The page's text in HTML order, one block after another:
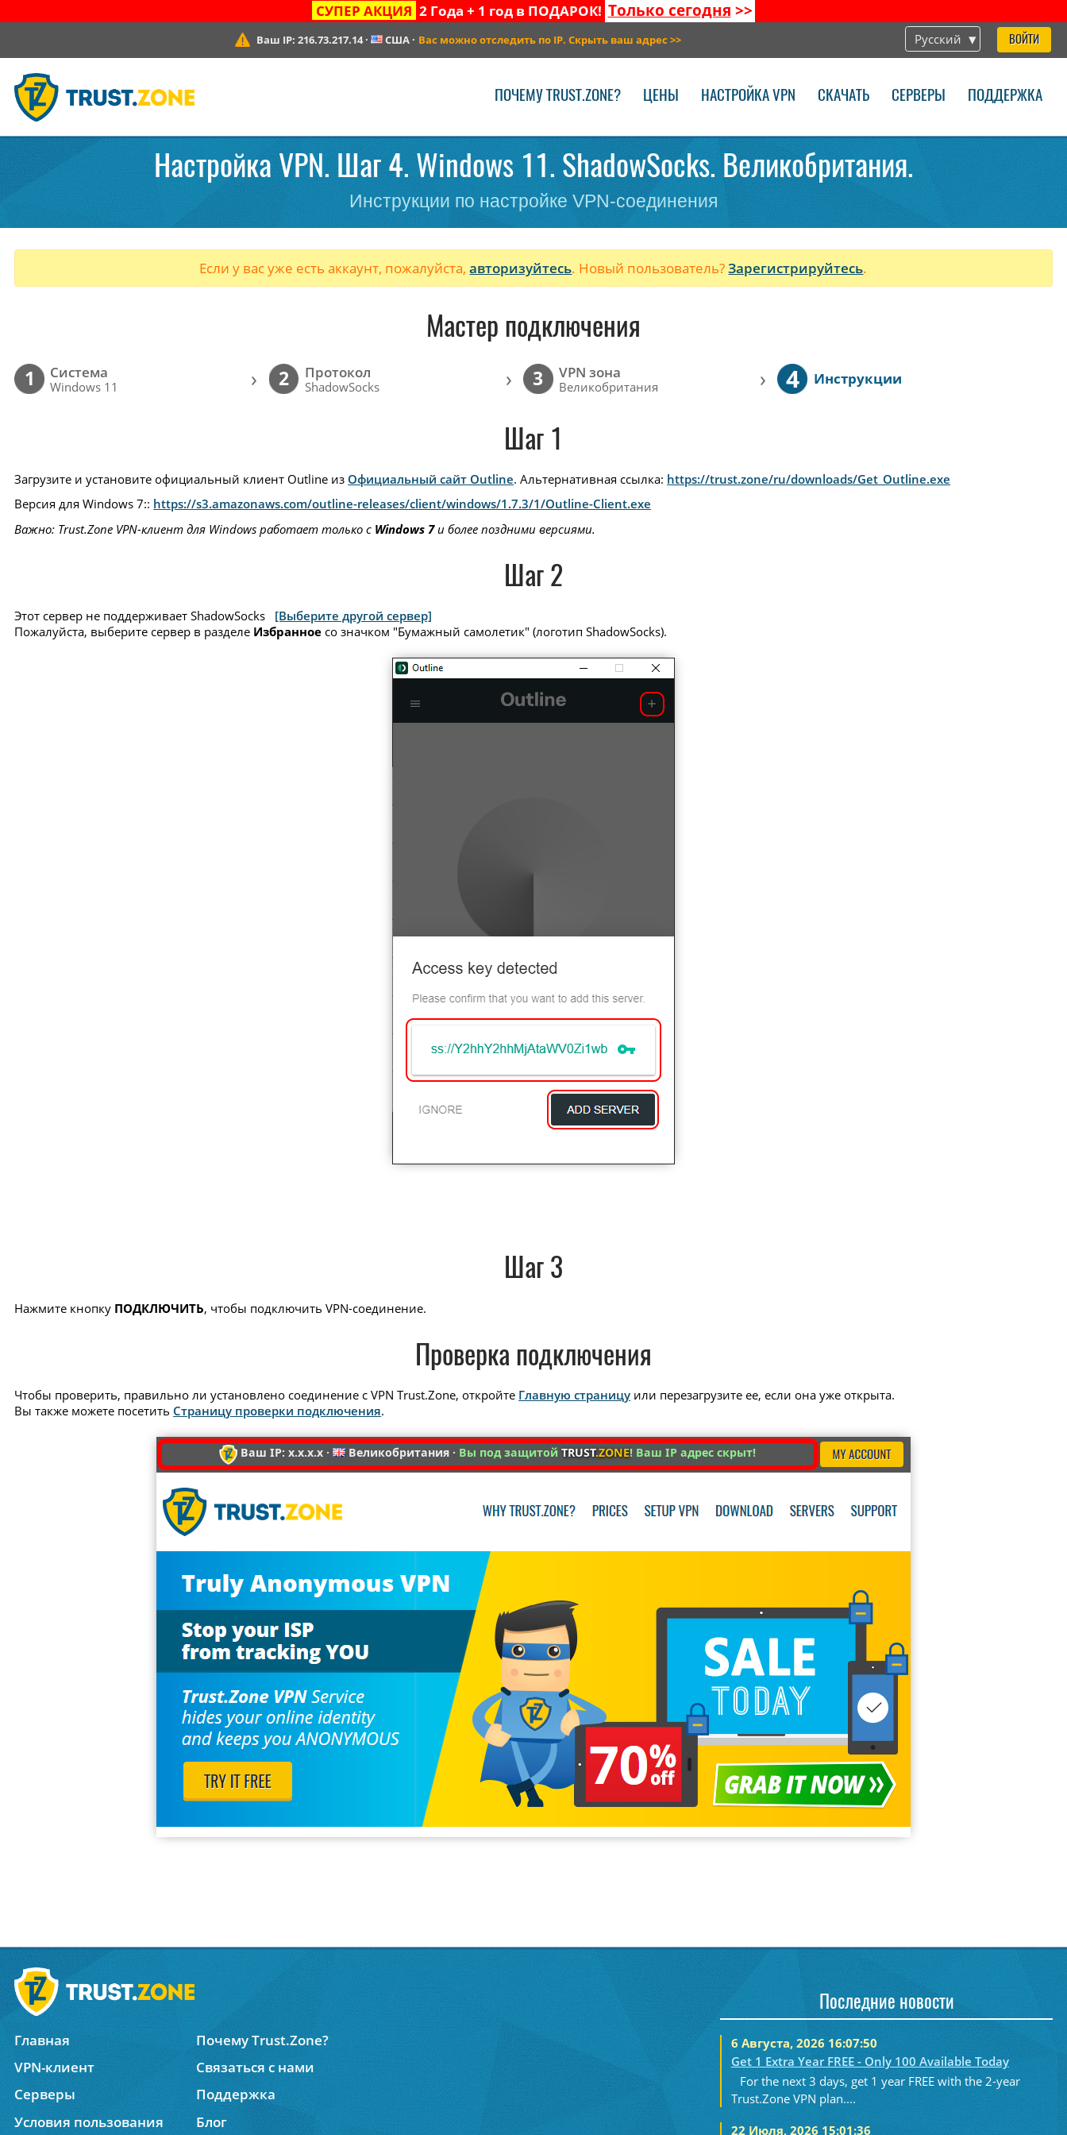
СУПЕР АКЦИЯ 2 Года + 1 год в ПОДАРОК! Только сегодня >>
Русский ВОЙТИ
Ваш IP: 216.73.217.14· США · Вас можно отследить по IP. Скрыть ваш адрес >>
ПОЧЕМУ TRUST.ZONE? ЦЕНЫ НАСТРОЙКА VPN СКАЧАТЬ СЕРВЕРЫ ПОДДЕРЖКА
Настройка VPN. Шаг 4. Windows 11. ShadowSocks. Великобритания.
Инструкции по настройке VPN-соединения
Если у вас уже есть аккаунт, пожалуйста,авторизуйтесь. Новый пользователь?Зарегистрируйтесь.
Мастер подключения
1 Cистема
Windows 11 › 2 Протокол
ShadowSocks › 3 VPN зона
Великобритания › 4 Инструкции
Шаг 1
Загрузите и установите официальный клиент Outline из Официальный сайт Outline. Альтернативная ссылка: https://trust.zone/ru/downloads/Get_Outline.exe
Версия для Windows 7:: https://s3.amazonaws.com/outline-releases/client/windows/1.7.3/1/Outline-Client.exe
Важно: Trust.Zone VPN-клиент для Windows работает только с Windows 7и более поздними версиями.
Шаг 2
Этот сервер не поддерживает ShadowSocks [Выберите другой сервер]
Пожалуйста, выберите сервер в разделе Избранное со значком "Бумажный самолетик" (логотип ShadowSocks).
Шаг 3
Нажмите кнопку ПОДКЛЮЧИТЬ, чтобы подключить VPN-соединение.
Проверка подключения
Чтобы проверить, правильно ли установлено соединение с VPN Trust.Zone, откройте Главную страницу или перезагрузите ее, если она уже открыта.
Вы также можете посетить Страницу проверки подключения.
Ваш IP: x.x.x.x · Великобритания · Вы под защитой TRUST.ZONE! Ваш IP адрес скрыт!
Главная
Почему Trust.Zone?
VPN-клиент
Связаться с нами
Серверы
Поддержка
Условия пользования
Блог
Последние новости
6 Августа, 2026 16:07:50
Get 1 Extra Year FREE - Only 100 Available Today
For the next 3 days, get 1 year FREE with the 2-year
Trust.Zone VPN plan....
22 Июля, 2026 15:01:36